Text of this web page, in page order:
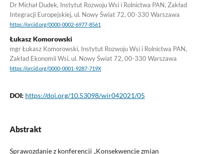
Dr Michał Dudek, Instytut Rozwoju Wsi i Rolnictwa PAN, Zakład
Integracji Europejskiej, ul. Nowy Świat 72, 00-330 Warszawa
https://orcid.org/0000-0002-6977-8561
Łukasz Komorowski
mgr Łukasz Komorowski, Instytut Rozwoju Wsi i Rolnictwa PAN,
Zakład Ekonomii Wsi, ul. Nowy Świat 72, 00-330 Warszawa
https://orcid.org/0000-0001-9287-719X
DOI: https://doi.org/10.53098/wir042021/05
Abstrakt
Sprawozdanie z konferencji „Konsekwencje zmian